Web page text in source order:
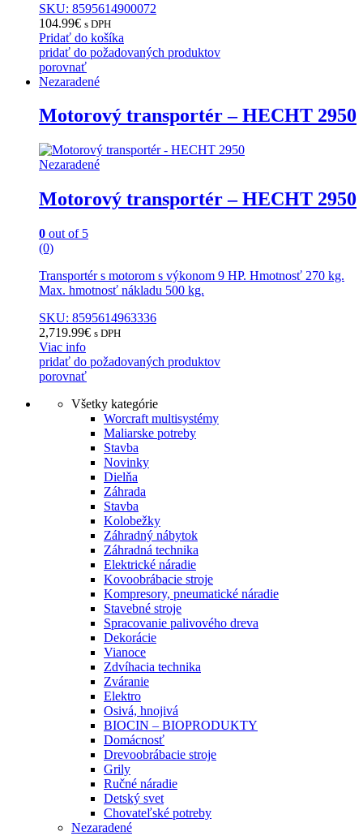
SKU: 8595614900072
104.99€ s DPH
Pridať do košíka
pridať do požadovaných produktov
porovnať
Nezaradené
Motorový transportér – HECHT 2950
Nezaradené
Motorový transportér – HECHT 2950
0 out of 5
(0)
Transportér s motorom s výkonom 9 HP. Hmotnosť 270 kg.
Max. hmotnosť nákladu 500 kg.
SKU: 8595614963336
2,719.99€ s DPH
Viac info
pridať do požadovaných produktov
porovnať
Všetky kategórie
Worcraft multisystémy
Maliarske potreby
Stavba
Novinky
Dielňa
Záhrada
Stavba
Kolobežky
Záhradný nábytok
Záhradná technika
Elektrické náradie
Kovoobrábacie stroje
Kompresory, pneumatické náradie
Stavebné stroje
Spracovanie palivového dreva
Dekorácie
Vianoce
Zdvíhacia technika
Zváranie
Elektro
Osivá, hnojivá
BIOCIN – BIOPRODUKTY
Domácnosť
Drevoobrábacie stroje
Grily
Ručné náradie
Detský svet
Chovateľské potreby
Nezaradené